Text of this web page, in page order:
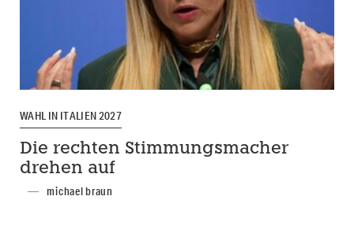
WAHL IN ITALIEN 2027
Die rechten Stimmungsmacher
drehen auf
michael braun